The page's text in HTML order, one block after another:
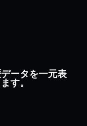
ータを一元表
す。